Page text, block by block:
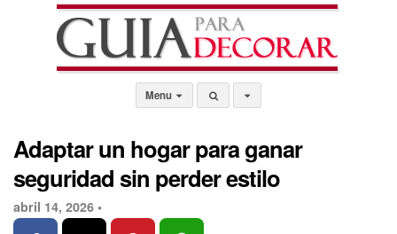
Menu
Adaptar un hogar para ganar
seguridad sin perder estilo
abril 14, 2026 •